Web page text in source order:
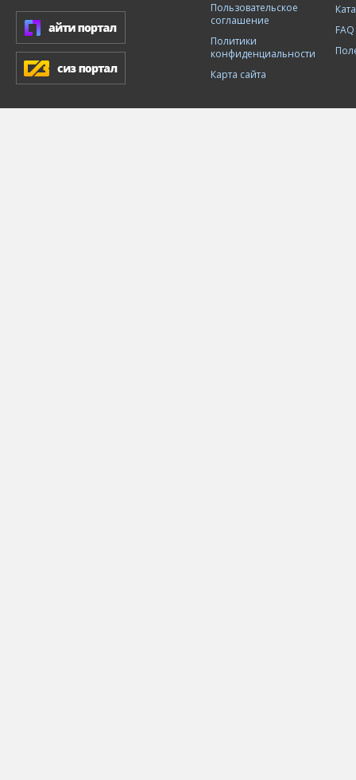
Пользовательское
соглашение
Политики
конфиденциальности
Карта сайта
FAQ